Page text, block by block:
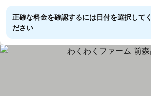
正確な料金を確認するには日付を選択してく
ださい